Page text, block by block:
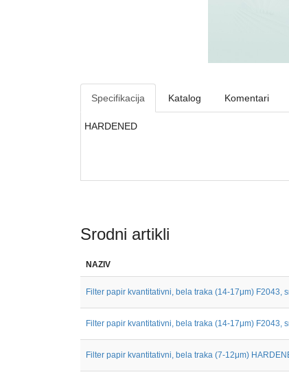
Specifikacija Katalog Komentari
HARDENED
Srodni artikli
NAZIV
Filter papir kvantitativni, bela traka (14-17μm) F2043,
Filter papir kvantitativni, bela traka (14-17μm) F2043,
Filter papir kvantitativni, bela traka (7-12μm)